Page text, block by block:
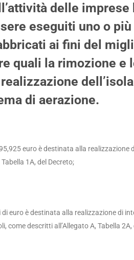
delle
eseguiti uno o
ai fini del
quali la rimozione e
di aerazione.
euro è destinata alla realizzazione
1A, del Decreto;
euro è destinata alla realizzazione di
descritti all’Allegato A, Tabella 2A,